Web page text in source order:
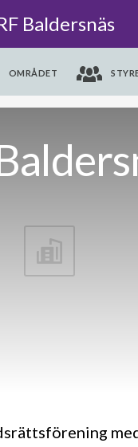
Baldersnäs
OMRÅDET